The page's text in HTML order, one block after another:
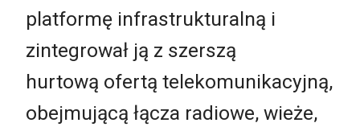
platformę infrastrukturalną i
zintegrował ją z szerszą
hurtową ofertą telekomunikacyjną,
obejmującą łącza radiowe, wieże,